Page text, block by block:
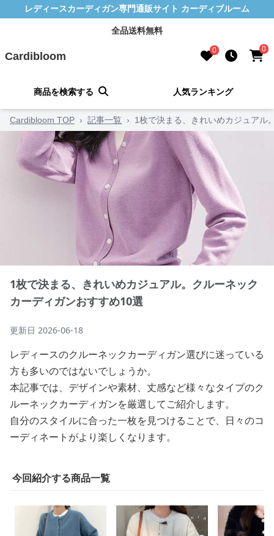
レディースカーディガン専門通販サイト カーディブルーム
全品送料無料
Cardibloom 0 0
商品を検索する 人気ランキング
Cardibloom TOP › 記事一覧 › 1枚で決まる、きれいめカジュアル
1枚で決まる、きれいめカジュアル。クルーネック
カーディガンおすすめ10選
更新日 2026-06-18
レディースのクルーネックカーディガン選びに迷っている
方も多いのではないでしょうか。
本記事では、デザインや素材、丈感など様々なタイプのク
ルーネックカーディガンを厳選してご紹介します。
自分のスタイルに合った一枚を見つけることで、日々のコ
ーディネートがより楽しくなります。
今回紹介する商品一覧